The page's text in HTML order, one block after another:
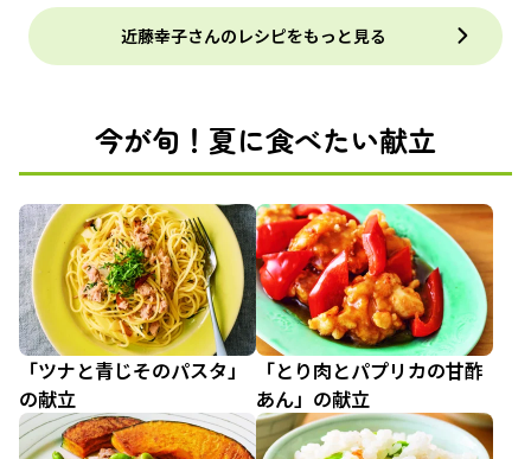
近藤幸子さんのレシピをもっと見る
今が旬！夏に食べたい献立
「ツナと青じそのパスタ」
の献立
「とり肉とパプリカの甘酢
あん」の献立